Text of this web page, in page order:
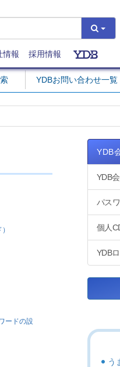
情報 採用情報
YDBお問い合わせ一覧
）
ードの設
YDB
YDB
パス
個人
YDB
う